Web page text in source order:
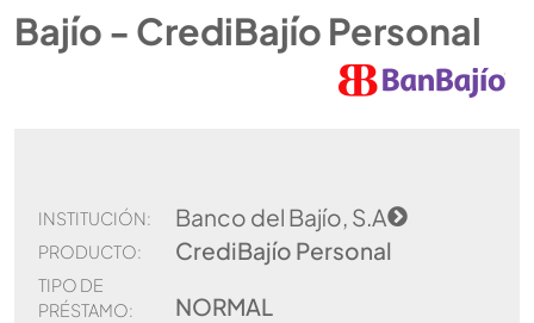
Bajío - CrediBajío Personal
INSTITUCIÓN: Banco del Bajío, S.A
PRODUCTO: CrediBajío Personal
TIPO DE
PRÉSTAMO:
NORMAL